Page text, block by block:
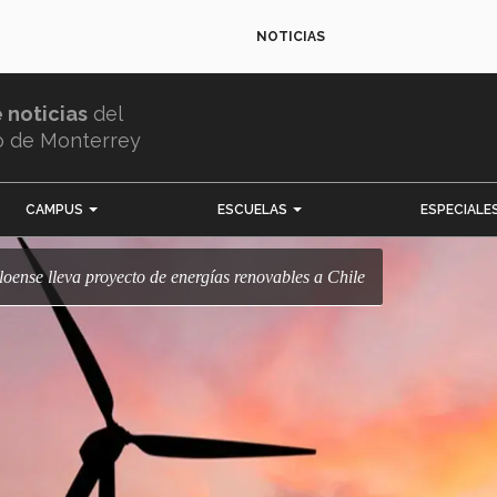
NOTICIAS
noticias del
de Monterrey
CAMPUS ESCUELAS
lleva proyecto de energías renovables a Chile